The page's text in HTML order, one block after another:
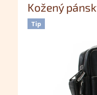
Kožený
Tip